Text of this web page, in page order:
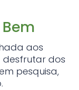
aos
dos
pesquisa,